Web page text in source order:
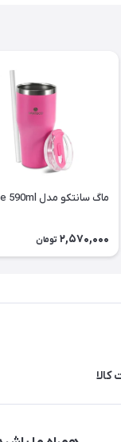
ماگ سانتکو مدل Escape 590ml
2,570,000 تومان